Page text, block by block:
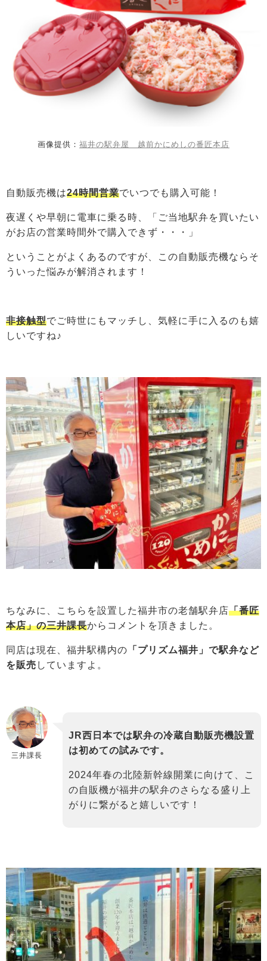
画像提供： 福井の駅弁屋 越前かにめしの番匠本店
自動販売機は24時間営業でいつでも購入可能！
夜遅くや早朝に電車に乗る時、「ご当地駅弁を買いたい
がお店の営業時間外で購入できず・・・」
ということがよくあるのですが、この自動販売機ならそ
ういった悩みが解消されます！
非接触型でご時世にもマッチし、気軽に手に入るのも嬉
しいですね♪
ちなみに、こちらを設置した福井市の老舗駅弁店「番匠
本店」の三井課長からコメントを頂きました。
同店は現在、福井駅構内の 「プリズム福井」で駅弁など
を販売 していますよ。
三井課長
JR西日本では駅弁の冷蔵自動販売機設置
は初めての試みです。
2024年春の北陸新幹線開業に向けて、こ
の自販機が福井の駅弁のさらなる盛り上
がりに繋がると嬉しいです！